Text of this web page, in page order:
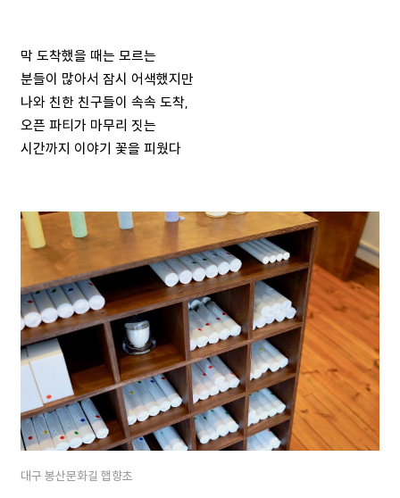
막 도착했을 때는 모르는
분들이 많아서 잠시 어색했지만
나와 친한 친구들이 속속 도착,
오픈 파티가 마무리 짓는
시간까지 이야기 꽃을 피웠다
대구 봉산문화길 햅향초